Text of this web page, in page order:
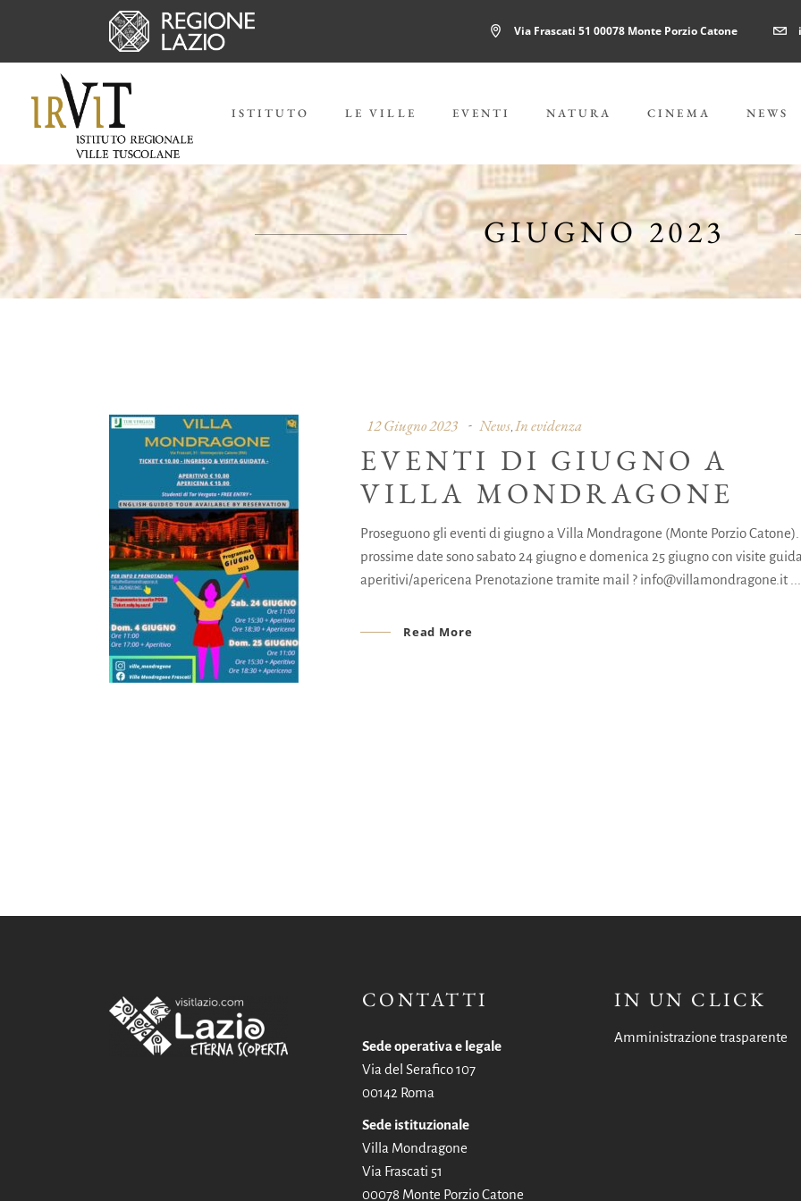
Via Frascati 51 00078 Monte Porzio Catone
ISTITUTO LE VILLE EVENTI NATURA CINEMA NEWS
GIUGNO 2023
12 Giugno 2023 News, In evidenza
EVENTI DI GIUGNO A
VILLA MONDRAGONE
Proseguono gli eventi di giugno a Villa Mondragone (Monte Porzio Catone).
prossime date sono sabato 24 giugno e domenica 25 giugno con visite
aperitivi/apericena Prenotazione tramite mail ? info@villamondragone.it
Read More
CONTATTI
Sede operativa e legale
Via del Serafico 107
00142 Roma
Sede istituzionale
Villa Mondragone
Via Frascati 51
00078 Monte Porzio Catone
IN UN CLICK
Amministrazione trasparente